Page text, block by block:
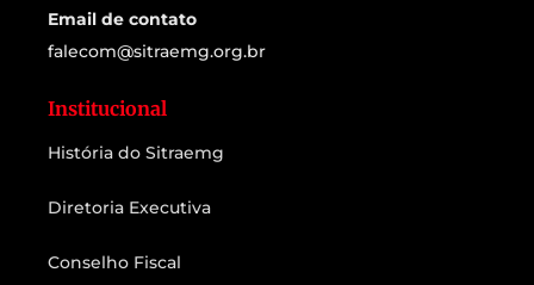
Email de contato
falecom@sitraemg.org.br
Institucional
História do Sitraemg
Diretoria Executiva
Conselho Fiscal